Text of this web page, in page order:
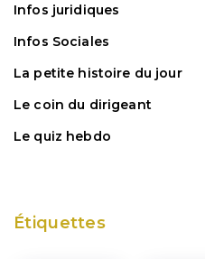
Infos juridiques
Infos Sociales
La petite histoire du jour
Le coin du dirigeant
Le quiz hebdo
Étiquettes